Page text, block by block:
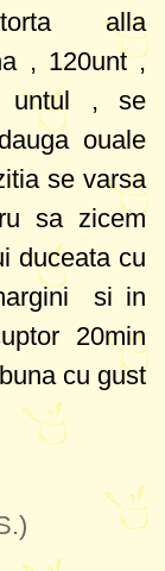
alla
, 120unt ,
untul , se
ouale
se varsa
sa zicem
duceata cu
si in
20min
cu gust